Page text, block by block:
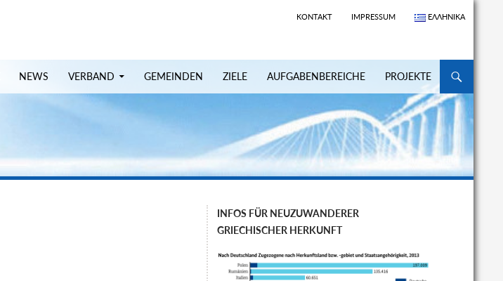
KONTAKT IMPRESSUM ΕΛΛΗΝΙΚΆ
NEWS VERBAND GEMEINDEN ZIELE AUFGABENBEREICHE PROJEKTE
INFOS FÜR NEUZUWANDERER
GRIECHISCHER HERKUNFT